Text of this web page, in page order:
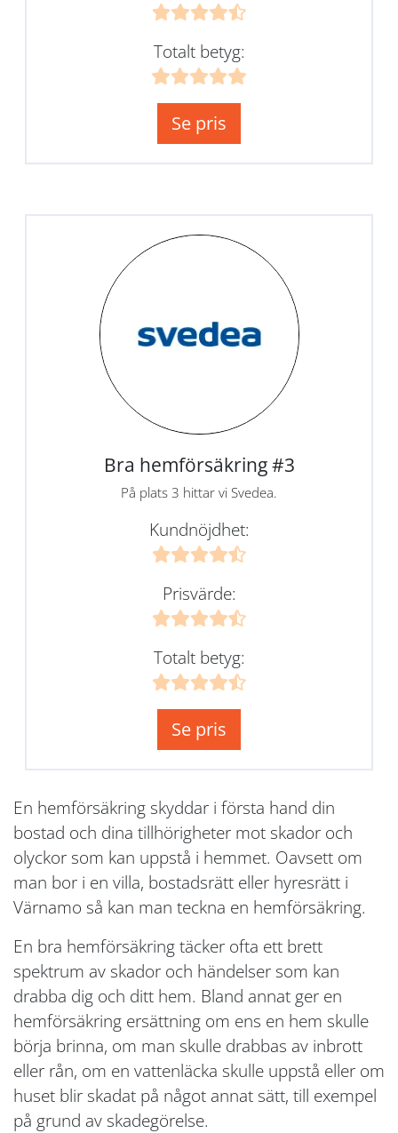
Totalt betyg:
Se pris
Bra hemförsäkring #3
På plats 3 hittar vi Svedea.
Kundnöjdhet:
Prisvärde:
Totalt betyg:
Se pris
En hemförsäkring skyddar i första hand din
bostad och dina tillhörigheter mot skador och
olyckor som kan uppstå i hemmet. Oavsett om
man bor i en villa, bostadsrätt eller hyresrätt i
Värnamo så kan man teckna en hemförsäkring.
En bra hemförsäkring täcker ofta ett brett
spektrum av skador och händelser som kan
drabba dig och ditt hem. Bland annat ger en
hemförsäkring ersättning om ens en hem skulle
börja brinna, om man skulle drabbas av inbrott
eller rån, om en vattenläcka skulle uppstå eller om
huset blir skadat på något annat sätt, till exempel
på grund av skadegörelse.